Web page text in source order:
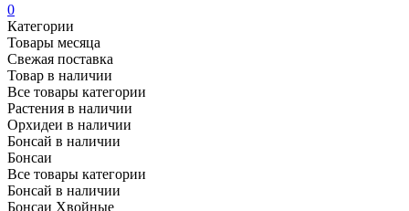
0
Категории
Товары месяца
Свежая поставка
Товар в наличии
Все товары категории
Растения в наличии
Орхидеи в наличии
Бонсай в наличии
Бонсаи
Все товары категории
Бонсай в наличии
Бонсаи Хвойные